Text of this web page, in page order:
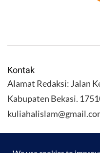
Kontak
Alamat Redaksi: Jalan
Kabupaten Bekasi.